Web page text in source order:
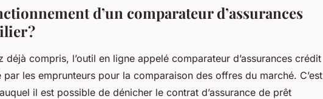
d’un comparateur d’assurances
?
déjà compris, l’outil en ligne appelé comparateur d’assurances crédit
les emprunteurs pour la comparaison des offres du marché. C’est
il est possible de dénicher le contrat d’assurance de prêt